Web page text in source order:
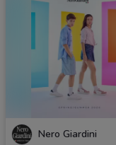
Nero Giardini